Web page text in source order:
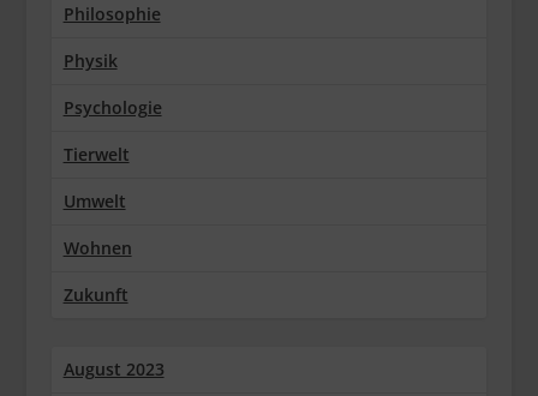
Philosophie
Physik
Psychologie
Tierwelt
Umwelt
Wohnen
Zukunft
August 2023